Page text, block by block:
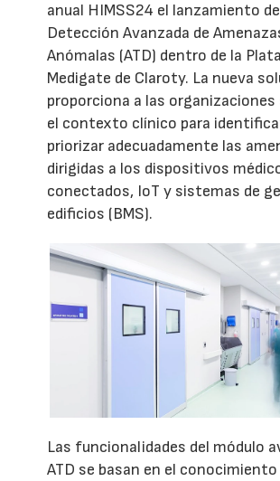
anual HIMSS24 el lanzamiento
Detección Avanzada de
Anómalas (ATD) dentro de la
Medigate de Claroty. La nueva
proporciona a las
el contexto clínico para
priorizar adecuadamente las
dirigidas a los dispositivos
conectados, IoT y sistemas de
edificios (BMS).
Las funcionalidades del módulo
ATD se basan en el conocimiento